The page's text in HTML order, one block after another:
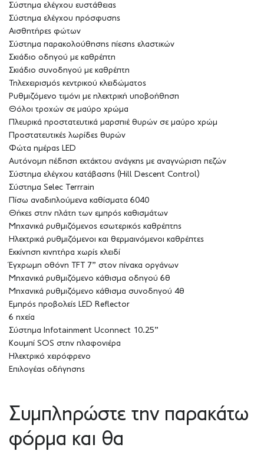
Σύστημα ελέγχου ευστάθειας
Σύστημα ελέγχου πρόσφυσης
Αισθητήρες φώτων
Σύστημα παρακολούθησης πίεσης ελαστικών
Σκιάδιο οδηγού με καθρέπτη
Σκιάδιο συνοδηγού με καθρέπτη
Τηλεχειρισμός κεντρικού κλειδώματος
Ρυθμιζόμενο τιμόνι με ηλεκτρική υποβοήθηση
Θόλοι τροχών σε μαύρο χρώμα
Πλευρικά προστατευτικά μαρσπιέ θυρών σε μαύρο χρώμ
Προστατευτικές λωρίδες θυρών
Φώτα ημέρας LED
Αυτόνομη πέδηση εκτάκτου ανάγκης με αναγνώριση πεζών
Σύστημα ελέγχου κατάβασης (Hill Descent Control)
Σύστημα Selec Terrrain
Πίσω αναδιπλούμενα καθίσματα 6040
Θήκες στην πλάτη των εμπρός καθισμάτων
Μηχανικά ρυθμιζόμενος εσωτερικός καθρέπτης
Ηλεκτρικά ρυθμιζόμενοι και θερμαινόμενοι καθρέπτες
Εκκίνηση κινητήρα χωρίς κλειδί
Έγχρωμη οθόνη TFT 7” στον πίνακα οργάνων
Μηχανικά ρυθμιζόμενο κάθισμα οδηγού 6θ
Μηχανικά ρυθμιζόμενο κάθισμα συνοδηγού 4θ
Εμπρός προβολείς LED Reflector
6 ηχεία
Σύστημα Infotainment Uconnect 10.25”
Κουμπί SOS στην πλαφονιέρα
Ηλεκτρικό χειρόφρενο
Επιλογέας οδήγησης
Συμπληρώστε την παρακάτω
φόρμα και θα